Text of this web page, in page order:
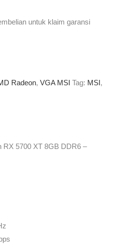
untuk klaim garansi
Radeon,VGA MSI Tag: MSI ,
RX 5700 XT 8GB DDR6 –